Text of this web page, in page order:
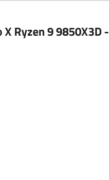
Ryzen 9 9850X3D -